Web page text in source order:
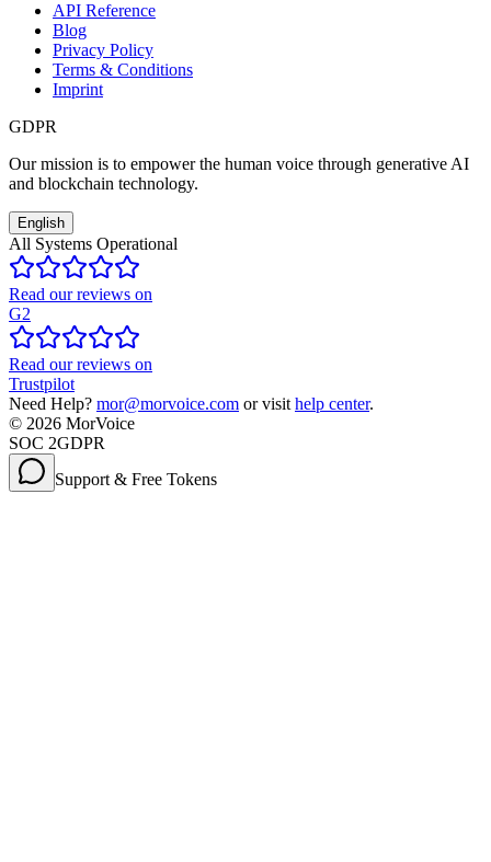
API Reference
Blog
Privacy Policy
Terms & Conditions
Imprint
GDPR
Our mission is to empower the human voice through generative AI
and blockchain technology.
English
All Systems Operational
Read our reviews on
G2
Read our reviews on
Trustpilot
Need Help? mor@morvoice.com or visit help center.
© 2026 MorVoice
SOC 2GDPR
Support & Free Tokens